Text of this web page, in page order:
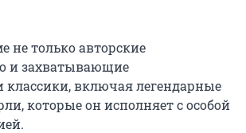
не только авторские
и захватывающие
классики, включая легендарные
которые он исполняет с особой